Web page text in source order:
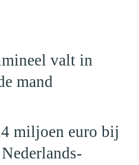
valt in
mand
miljoen euro bij